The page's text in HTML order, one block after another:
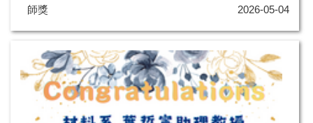
師獎
2026-05-04